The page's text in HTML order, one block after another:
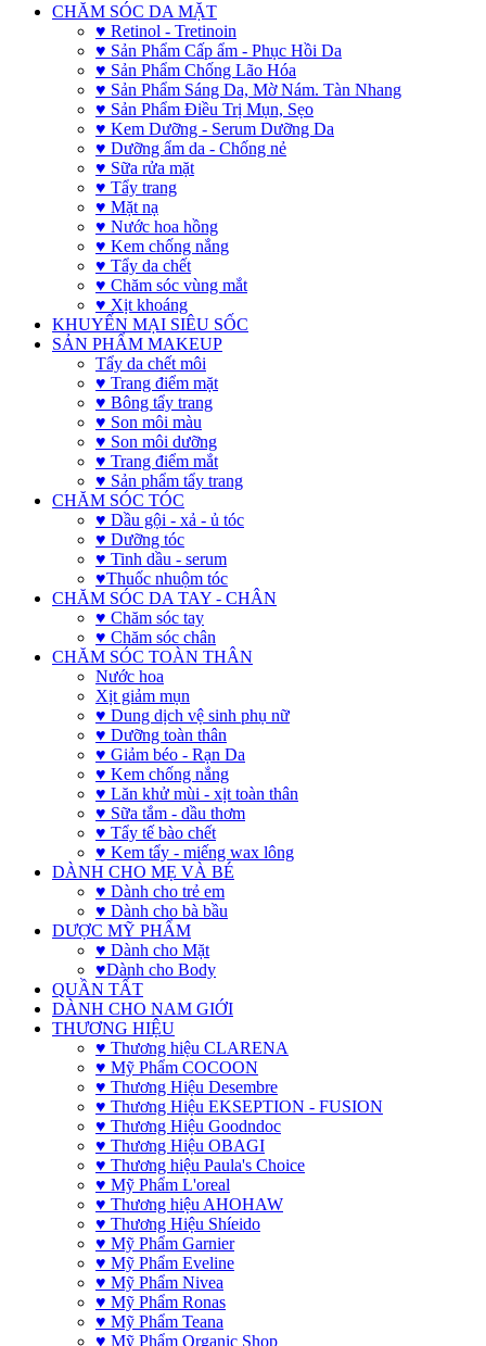
CHĂM SÓC DA MẶT
♥ Retinol - Tretinoin
♥ Sản Phẩm Cấp ẩm - Phục Hồi Da
♥ Sản Phẩm Chống Lão Hóa
♥ Sản Phẩm Sáng Da, Mờ Nám. Tàn Nhang
♥ Sản Phẩm Điều Trị Mụn, Sẹo
♥ Kem Dưỡng - Serum Dưỡng Da
♥ Dưỡng ẩm da - Chống nẻ
♥ Sữa rửa mặt
♥ Tẩy trang
♥ Mặt nạ
♥ Nước hoa hồng
♥ Kem chống nắng
♥ Tẩy da chết
♥ Chăm sóc vùng mắt
♥ Xịt khoáng
KHUYẾN MẠI SIÊU SỐC
SẢN PHẨM MAKEUP
Tẩy da chết môi
♥ Trang điểm mặt
♥ Bông tẩy trang
♥ Son môi màu
♥ Son môi dưỡng
♥ Trang điểm mắt
♥ Sản phẩm tẩy trang
CHĂM SÓC TÓC
♥ Dầu gội - xả - ủ tóc
♥ Dưỡng tóc
♥ Tinh dầu - serum
♥Thuốc nhuộm tóc
CHĂM SÓC DA TAY - CHÂN
♥ Chăm sóc tay
♥ Chăm sóc chân
CHĂM SÓC TOÀN THÂN
Nước hoa
Xịt giảm mụn
♥ Dung dịch vệ sinh phụ nữ
♥ Dưỡng toàn thân
♥ Giảm béo - Rạn Da
♥ Kem chống nắng
♥ Lăn khử mùi - xịt toàn thân
♥ Sữa tắm - dầu thơm
♥ Tẩy tế bào chết
♥ Kem tẩy - miếng wax lông
DÀNH CHO MẸ VÀ BÉ
♥ Dành cho trẻ em
♥ Dành cho bà bầu
DƯỢC MỸ PHẨM
♥ Dành cho Mặt
♥Dành cho Body
QUẦN TẤT
DÀNH CHO NAM GIỚI
THƯƠNG HIỆU
♥ Thương hiệu CLARENA
♥ Mỹ Phẩm COCOON
♥ Thương Hiệu Desembre
♥ Thương Hiệu EKSEPTION - FUSION
♥ Thương Hiệu Goodndoc
♥ Thương Hiệu OBAGI
♥ Thương hiệu Paula's Choice
♥ Mỹ Phẩm L'oreal
♥ Thương hiệu AHOHAW
♥ Thương Hiệu Shíeido
♥ Mỹ Phẩm Garnier
♥ Mỹ Phẩm Eveline
♥ Mỹ Phẩm Nivea
♥ Mỹ Phẩm Ronas
♥ Mỹ Phẩm Teana
♥ Mỹ Phẩm Organic Shop